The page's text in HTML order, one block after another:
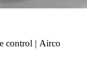
control | Airco